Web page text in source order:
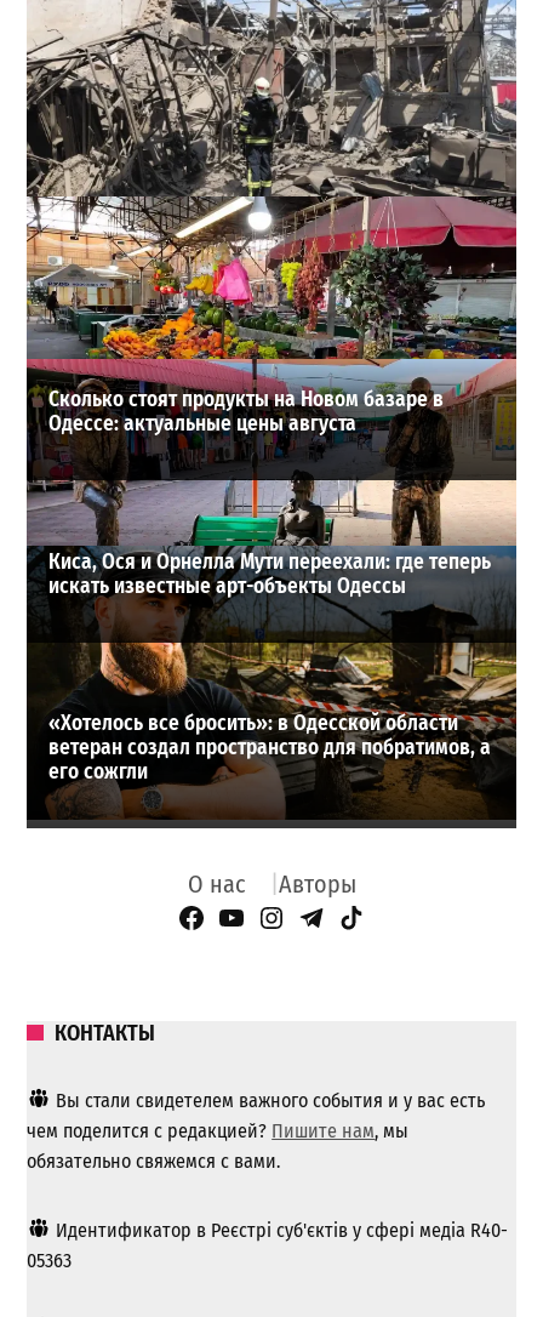
В Одессе выросло число пострадавших после атаки
реактивных дронов (фото)
2
24-07-2026 в 14:29
ВИБОР РЕДАКЦИИ
Сколько стоят продукты на Новом базаре в
Одессе: актуальные цены августа
Киса, Ося и Орнелла Мути переехали: где теперь
искать известные арт-объекты Одессы
«Хотелось все бросить»: в Одесской области
ветеран создал пространство для побратимов, а
его сожгли
О нас Авторы
Facebook Page
YouTube
Instagram
Telegram
TikTok
КОНТАКТЫ
Вы стали свидетелем важного события и у вас есть
чем поделится с редакцией? Пишите нам, мы
обязательно свяжемся с вами.
Идентификатор в Реєстрі суб'єктів у сфері медіа R40-
05363